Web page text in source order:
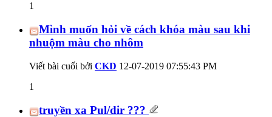
1
Mình muốn hỏi về cách khóa màu sau khi
nhuộm màu cho nhôm
Viết bài cuối bởi CKD 12-07-2019 07:55:43 PM
1
truyền xa Pul/dir ???